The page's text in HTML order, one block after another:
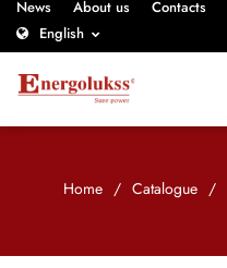
News About us Contacts
English
Home / Catalogue /